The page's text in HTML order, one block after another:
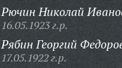
Рючин Николай
16.05.1923 г.р.
Рябин Георгий
17.05.1922 г.р.